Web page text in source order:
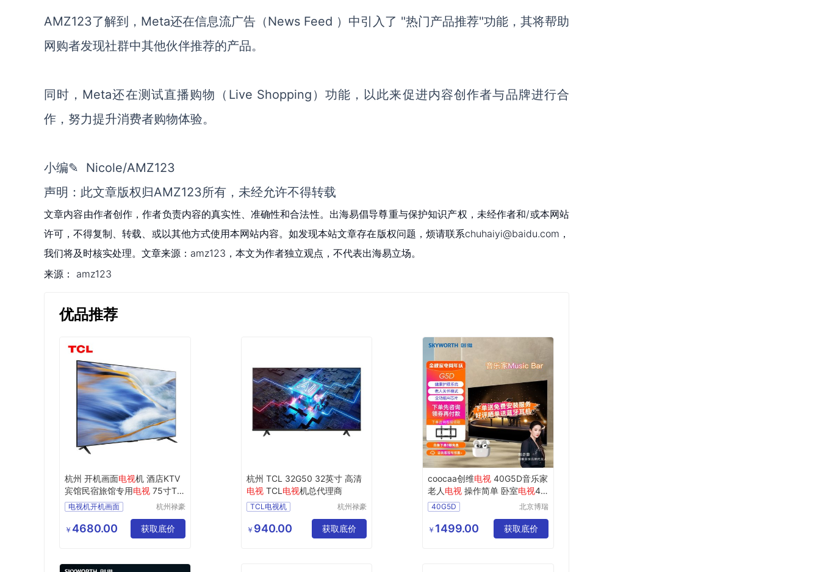
AMZ123了解到，Meta还在信息流广告（News Feed ）中引入了 "热门产品推荐"功能，其将帮助
网购者发现社群中其他伙伴推荐的产品。
同时，Meta还在测试直播购物（Live Shopping）功能，以此来促进内容创作者与品牌进行合
作，努力提升消费者购物体验。
小编✎ Nicole/AMZ123
声明：此文章版权归AMZ123所有，未经允许不得转载
文章内容由作者创作，作者负责内容的真实性、准确性和合法性。出海易倡导尊重与保护知识产权，未经作者和/或本网站
许可，不得复制、转载、或以其他方式使用本网站内容。如发现本站文章存在版权问题，烦请联系chuhaiyi@baidu.com，
我们将及时核实处理。文章来源：amz123，本文为作者独立观点，不代表出海易立场。
来源： amz123
优品推荐
杭州 开机画面电视机 酒店KTV
宾馆民宿旅馆专用电视 75寸TC
L电视75G60E
电视机开机画面
KTV电视
宾馆电视
旅馆电视
杭州禄豪
公司
￥ 4680.00 获取底价
杭州 TCL 32G50 32英寸 高清
电视TCL 电视机总代理商
TCL电视机
TCL32G50
TCL电视机总代理商
杭州禄豪
公司
￥ 940.00 获取底价
coocaa创维电视 40G5D音乐家
老人 电视 操作简单 卧室电视40
英寸 健康护眼系统 全面屏 智能
无线网络 40英
40G5D
北京博瑞
工程有限
公司
￥ 1499.00 获取底价